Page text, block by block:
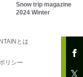
Snow trip magazine
2024 Winter
とは
リシー